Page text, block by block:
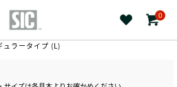
0
ュラータイプ (L)